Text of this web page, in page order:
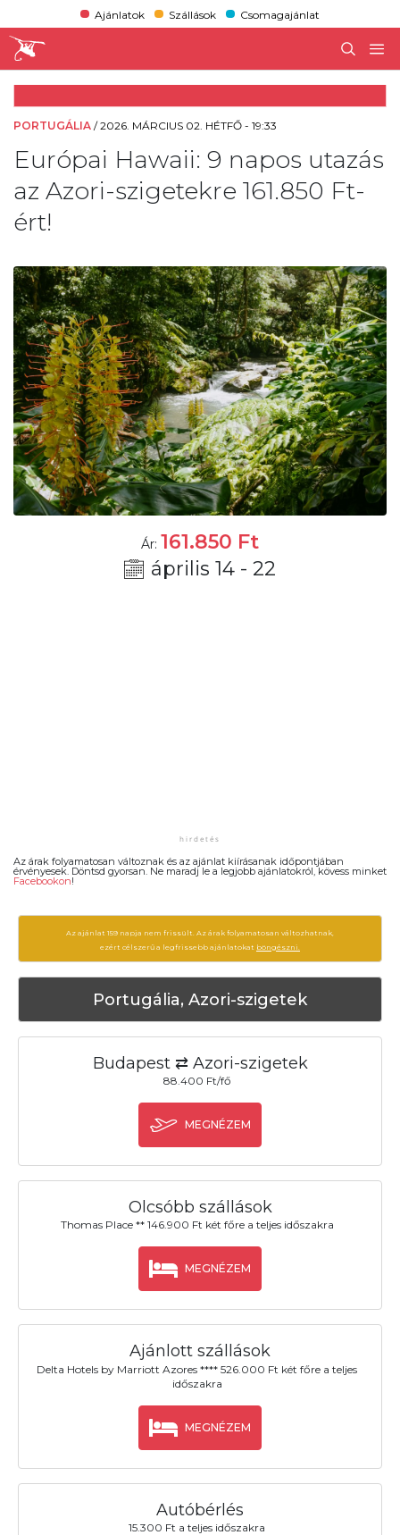
Ajánlatok Szállások Csomagajánlat
PORTUGÁLIA /2026. MÁRCIUS 02. HÉTFŐ - 19:33
Európai Hawaii: 9 napos utazás
az Azori-szigetekre 161.850 Ft-
ért!
Ár: 161.850 Ft
április 14 - 22
Az árak folyamatosan változnak és az ajánlat kiírásanak időpontjában
érvényesek. Döntsd gyorsan. Ne maradj le a legjobb ajánlatokról, kövess minket
Facebookon!
Az ajánlat 159 napja nem frissült. Az árak folyamatosan változhatnak,
ezért célszerű a legfrissebb ajánlatokat böngészni.
Portugália, Azori-szigetek
Budapest ⇄ Azori-szigetek
88.400 Ft/fő
MEGNÉZEM
Olcsóbb szállások
Thomas Place ** 146.900 Ft két főre a teljes időszakra
MEGNÉZEM
Ajánlott szállások
Delta Hotels by Marriott Azores **** 526.000 Ft két főre a teljes
időszakra
MEGNÉZEM
Autóbérlés
15.300 Ft a teljes időszakra